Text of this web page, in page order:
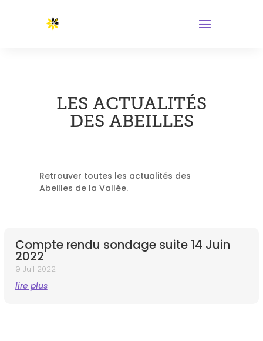
LES ACTUALITÉS
DES ABEILLES
Retrouver toutes les actualités des
Abeilles de la Vallée.
Compte rendu sondage suite 14 Juin
2022
9 Juil 2022
lire plus